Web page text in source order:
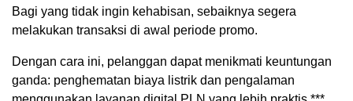
Bagi yang tidak ingin kehabisan, sebaiknya segera
melakukan transaksi di awal periode promo.
Dengan cara ini, pelanggan dapat menikmati keuntungan
ganda: penghematan biaya listrik dan pengalaman